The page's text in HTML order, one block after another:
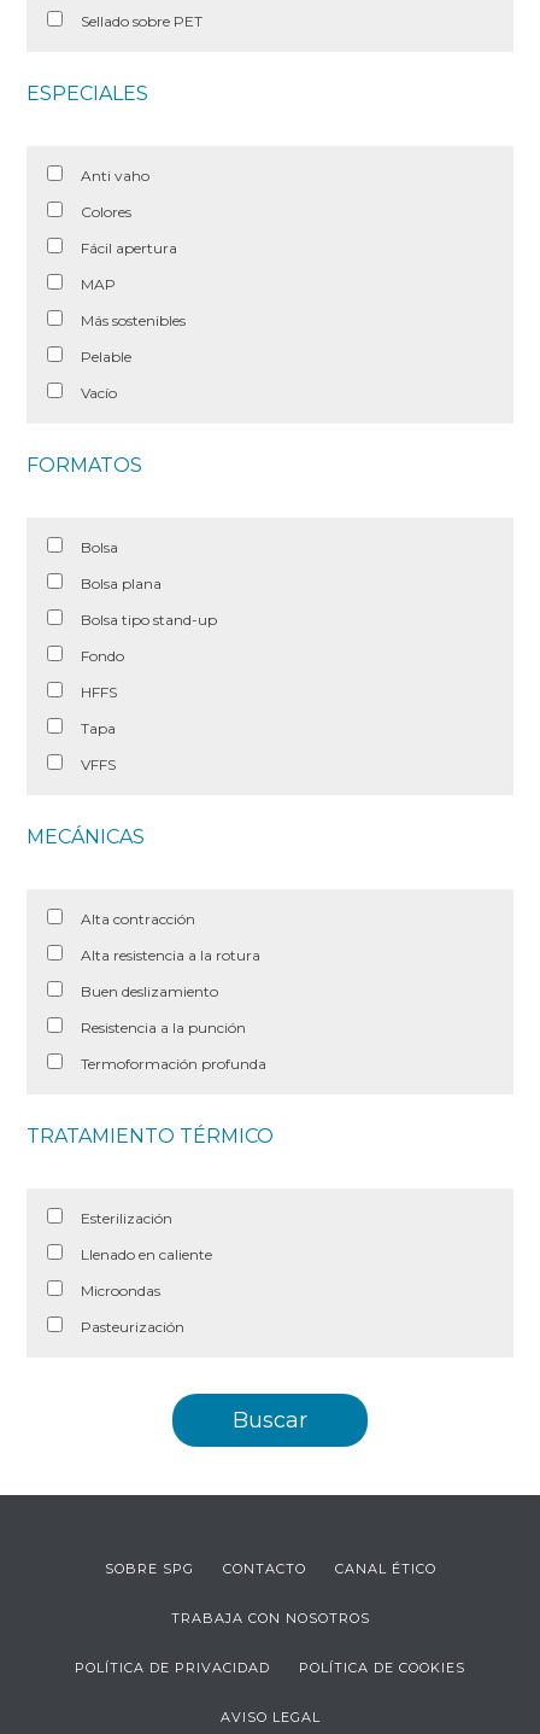
Sellado sobre PET
ESPECIALES
Anti vaho
Colores
Fácil apertura
MAP
Más sostenibles
Pelable
Vacío
FORMATOS
Bolsa
Bolsa plana
Bolsa tipo stand-up
Fondo
HFFS
Tapa
VFFS
MECÁNICAS
Alta contracción
Alta resistencia a la rotura
Buen deslizamiento
Resistencia a la punción
Termoformación profunda
TRATAMIENTO TÉRMICO
Esterilización
Llenado en caliente
Microondas
Pasteurización
SOBRE SPG CONTACTO CANAL ÉTICO
TRABAJA CON NOSOTROS
POLÍTICA DE PRIVACIDAD POLÍTICA DE COOKIES
AVISO LEGAL